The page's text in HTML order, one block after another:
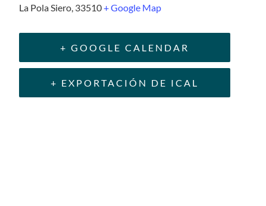
La Pola Siero, 33510+ Google Map
+ GOOGLE CALENDAR
+ EXPORTACIÓN DE ICAL